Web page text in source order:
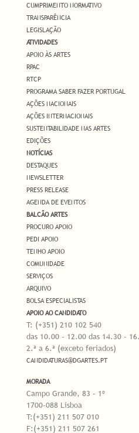
CUMPRIMENTO NORMATIVO
TRANSPARÊNCIA
LEGISLAÇÃO
ATIVIDADES
APOIO ÀS ARTES
RPAC
RTCP
PROGRAMA SABER FAZER PORTUGAL
AÇÕES NACIONAIS
AÇÕES INTERNACIONAIS
SUSTENTABILIDADE NAS ARTES
EDIÇÕES
NOTÍCIAS
DESTAQUES
NEWSLETTER
PRESS RELEASE
AGENDA DE EVENTOS
BALCÃO ARTES
PROCURO APOIO
PEDI APOIO
TENHO APOIO
COMUNIDADE
SERVIÇOS
ARQUIVO
BOLSA ESPECIALISTAS
APOIO AO CANDIDATO
T: (+351) 210 102 540
das 10.00 - 12.00 das 14.30 -
2.ª a 6.ª (exceto feriados)
CANDIDATURAS@DGARTES.PT
MORADA
Campo Grande, 83 - 1º
1700-088 Lisboa
T:(+351) 211 507 010
F:(+351) 211 507 261